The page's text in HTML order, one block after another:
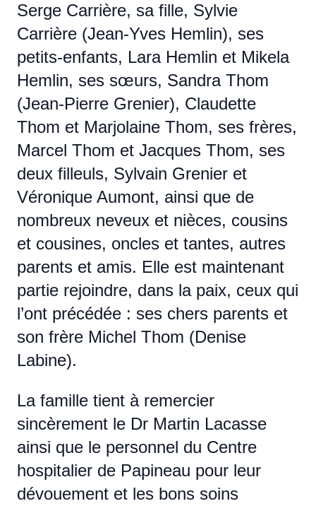
Serge Carrière, sa fille, Sylvie
Carrière (Jean-Yves Hemlin), ses
petits-enfants, Lara Hemlin et Mikela
Hemlin, ses sœurs, Sandra Thom
(Jean-Pierre Grenier), Claudette
Thom et Marjolaine Thom, ses frères,
Marcel Thom et Jacques Thom, ses
deux filleuls, Sylvain Grenier et
Véronique Aumont, ainsi que de
nombreux neveux et nièces, cousins
et cousines, oncles et tantes, autres
parents et amis. Elle est maintenant
partie rejoindre, dans la paix, ceux qui
l’ont précédée : ses chers parents et
son frère Michel Thom (Denise
Labine).
La famille tient à remercier
sincèrement le Dr Martin Lacasse
ainsi que le personnel du Centre
hospitalier de Papineau pour leur
dévouement et les bons soins